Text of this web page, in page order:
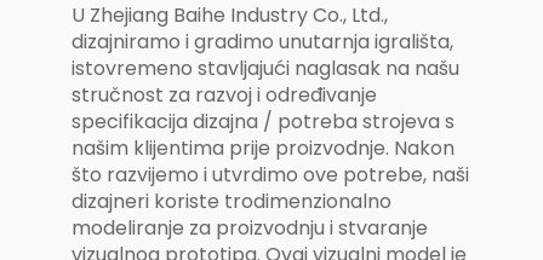
U Zhejiang Baihe Industry Co., Ltd.,
dizajniramo i gradimo unutarnja igrališta,
istovremeno stavljajući naglasak na našu
stručnost za razvoj i određivanje
specifikacija dizajna / potreba strojeva s
našim klijentima prije proizvodnje. Nakon
što razvijemo i utvrdimo ove potrebe, naši
dizajneri koriste trodimenzionalno
modeliranje za proizvodnju i stvaranje